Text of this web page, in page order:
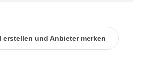
erstellen und Anbieter merken